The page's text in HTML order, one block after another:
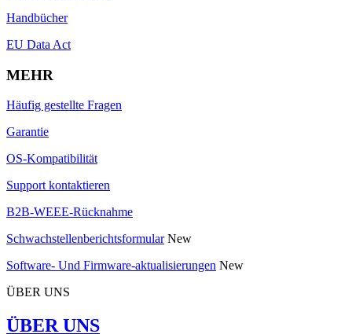
Handbücher
EU Data Act
MEHR
Häufig gestellte Fragen
Garantie
OS-Kompatibilität
Support kontaktieren
B2B-WEEE-Rücknahme
Schwachstellenberichtsformular New
Software- Und Firmware-aktualisierungen New
ÜBER UNS
ÜBER UNS